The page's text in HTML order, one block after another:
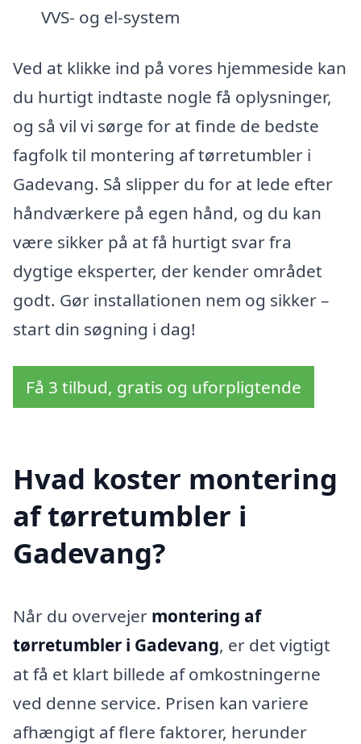
VVS- og el-system
Ved at klikke ind på vores hjemmeside kan
du hurtigt indtaste nogle få oplysninger,
og så vil vi sørge for at finde de bedste
fagfolk til montering af tørretumbler i
Gadevang. Så slipper du for at lede efter
håndværkere på egen hånd, og du kan
være sikker på at få hurtigt svar fra
dygtige eksperter, der kender området
godt. Gør installationen nem og sikker –
start din søgning i dag!
Få 3 tilbud, gratis og uforpligtende
Hvad koster montering
af tørretumbler i
Gadevang?
Når du overvejer montering af
tørretumbler i Gadevang, er det vigtigt
at få et klart billede af omkostningerne
ved denne service. Prisen kan variere
afhængigt af flere faktorer, herunder